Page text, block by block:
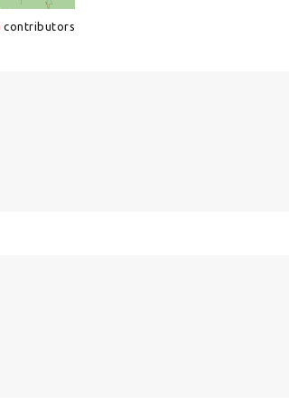
contributors